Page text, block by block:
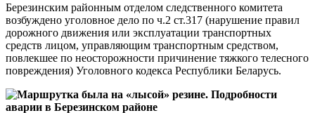
Березинским районным отделом следственного комитета
возбуждено уголовное дело по ч.2 ст.317 (нарушение правил
дорожного движения или эксплуатации транспортных
средств лицом, управляющим транспортным средством,
повлекшее по неосторожности причинение тяжкого телесного
повреждения) Уголовного кодекса Республики Беларусь.